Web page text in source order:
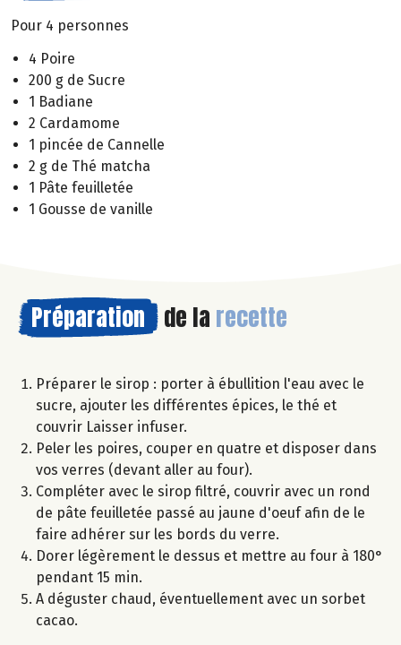
Pour 4 personnes
4 Poire
200 g de Sucre
1 Badiane
2 Cardamome
1 pincée de Cannelle
2 g de Thé matcha
1 Pâte feuilletée
1 Gousse de vanille
Préparation de la recette
Préparer le sirop : porter à ébullition l'eau avec le
sucre, ajouter les différentes épices, le thé et
couvrir Laisser infuser.
Peler les poires, couper en quatre et disposer dans
vos verres (devant aller au four).
Compléter avec le sirop filtré, couvrir avec un rond
de pâte feuilletée passé au jaune d'oeuf afin de le
faire adhérer sur les bords du verre.
Dorer légèrement le dessus et mettre au four à 180°
pendant 15 min.
A déguster chaud, éventuellement avec un sorbet
cacao.